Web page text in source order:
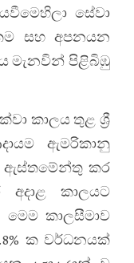
සේවා
සහ අපනයන
මැනවින් පිළිබිඹු
කාලය තුළ ශ්‍රී
ඇමරිකානු
ඇස්තමේන්තු කර
කාලයට
කාලසීමාව
ක වර්ධනයක්